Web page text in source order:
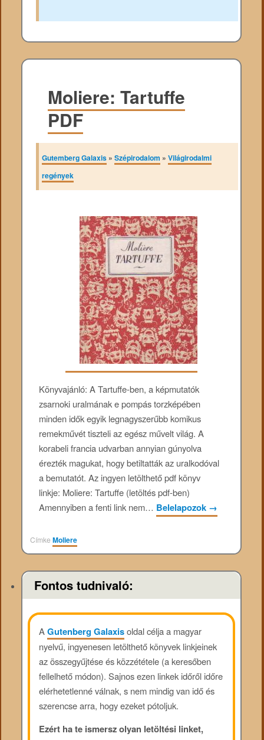
Moliere: Tartuffe
PDF
Gutemberg Galaxis »Szépirodalom »Világirodalmi
regények
Könyvajánló: A Tartuffe-ben, a képmutatók
zsarnoki uralmának e pompás torzképében
minden idők egyik legnagyszerűbb komikus
remekművét tiszteli az egész művelt világ. A
korabeli francia udvarban annyian gúnyolva
érezték magukat, hogy betiltatták az uralkodóval
a bemutatót. Az ingyen letölthető pdf könyv
linkje: Moliere: Tartuffe (letöltés pdf-ben)
Amennyiben a fenti link nem… Belelapozok →
CímkeMoliere
Fontos tudnivaló:
AGutenberg Galaxisoldal célja a magyar
nyelvű, ingyenesen letölthető könyvek linkjeinek
az összegyűjtése és közzététele (a keresőben
fellelhető módon). Sajnos ezen linkek időről időre
elérhetetlenné válnak, s nem mindig van idő és
szerencse arra, hogy ezeket pótoljuk.
Ezért ha te ismersz olyan letöltési linket,